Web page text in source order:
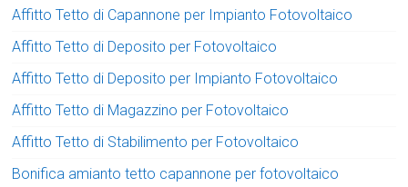
Affitto Tetto di Capannone per Impianto Fotovoltaico
Affitto Tetto di Deposito per Fotovoltaico
Affitto Tetto di Deposito per Impianto Fotovoltaico
Affitto Tetto di Magazzino per Fotovoltaico
Affitto Tetto di Stabilimento per Fotovoltaico
Bonifica amianto tetto capannone per fotovoltaico